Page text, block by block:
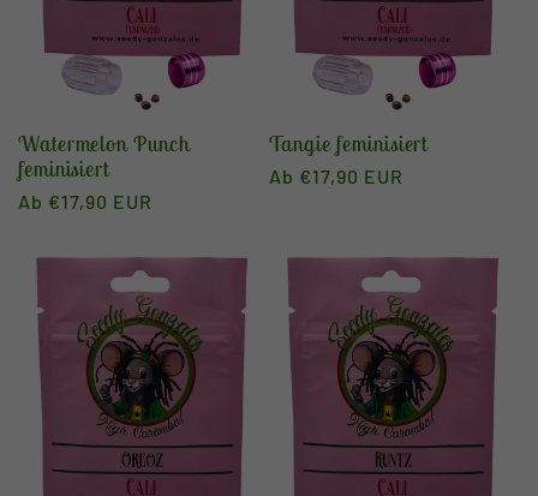
Watermelon Punch
feminisiert
Normaler
Ab €17,90 EUR
Tangie feminisiert
Normaler
Ab €17,90 EUR